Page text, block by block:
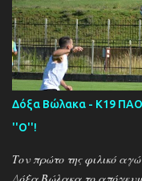
Δόξα Βώλακα - Κ19
''Ο''!
Τον πρώτο της φιλικό